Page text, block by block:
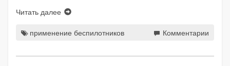
Читать далее
применение беспилотников Комментарии